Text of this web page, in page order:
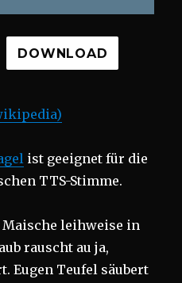
DOWNLOAD
ist geeignet für die
TTS-Stimme.
leihweise in
rauscht au ja,
Eugen Teufel säubert